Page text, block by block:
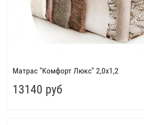
Матрас "Комфорт Люкс" 2,0x1,2
13140 руб